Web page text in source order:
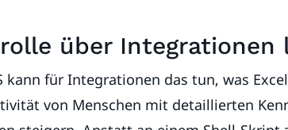
über Integrationen
kann für Integrationen das tun, was
von Menschen mit detaillierten